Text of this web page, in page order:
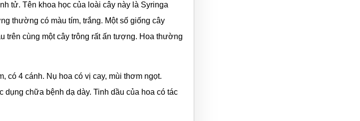
tử. Tên khoa học của loài cây này là Syringa
thường có màu tím, trắng. Một số giống cây
trên cùng một cây trông rất ấn tượng. Hoa thường
có 4 cánh. Nụ hoa có vị cay, mùi thơm ngọt.
chữa bệnh dạ dày. Tinh dầu của hoa có tác